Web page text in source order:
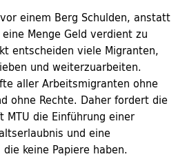
einem Berg Schulden, anstatt
Menge Geld verdient zu
entscheiden viele Migranten,
und weiterzuarbeiten.
aller Arbeitsmigranten ohne
ohne Rechte. Daher fordert die
MTU die Einführung einer
und eine
keine Papiere haben.